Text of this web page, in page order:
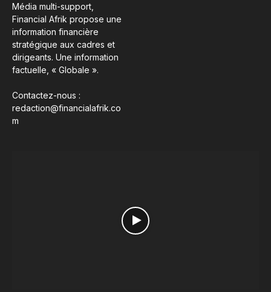
Média multi-support,
Financial Afrik propose une
information financière
stratégique aux cadres et
dirigeants. Une information
factuelle, « Globale ».
Contactez-nous :
redaction@financialafrik.co
m